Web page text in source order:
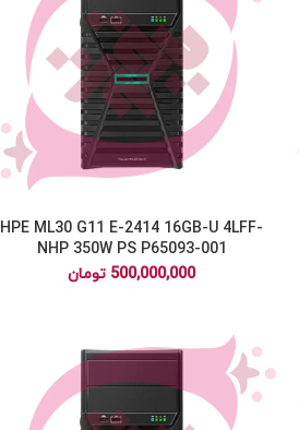
HPE ML30 G11 E-2414 16GB-U 4LFF-
NHP 350W PS P65093-001
500,000,000 تومان